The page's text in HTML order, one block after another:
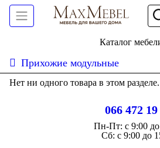
066
Каталог
Прихожие модульные
Нет ни одного товара в этом разделе.
066 472 19
Пн-Пт: с 9:00
Cб: с 9:00 до